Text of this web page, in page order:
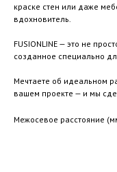
краске стен или даже
вдохновитель.
FUSIONLINE — это не
созданное специально
Мечтаете об идеальном
вашем проекте — и мы
Межосевое расстояние